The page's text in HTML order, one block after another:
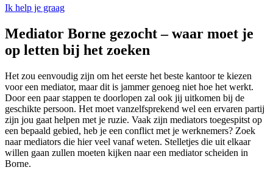
Ik help je graag
Mediator Borne gezocht – waar moet je
op letten bij het zoeken
Het zou eenvoudig zijn om het eerste het beste kantoor te kiezen
voor een mediator, maar dit is jammer genoeg niet hoe het werkt.
Door een paar stappen te doorlopen zal ook jij uitkomen bij de
geschikte persoon. Het moet vanzelfsprekend wel een ervaren partij
zijn jou gaat helpen met je ruzie. Vaak zijn mediators toegespitst op
een bepaald gebied, heb je een conflict met je werknemers? Zoek
naar mediators die hier veel vanaf weten. Stelletjes die uit elkaar
willen gaan zullen moeten kijken naar een mediator scheiden in
Borne.